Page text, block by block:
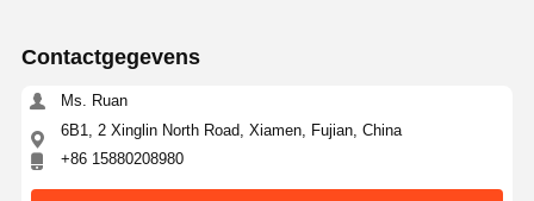
Contactgegevens
Ms. Ruan
6B1, 2 Xinglin North Road, Xiamen, Fujian, China
+86 15880208980